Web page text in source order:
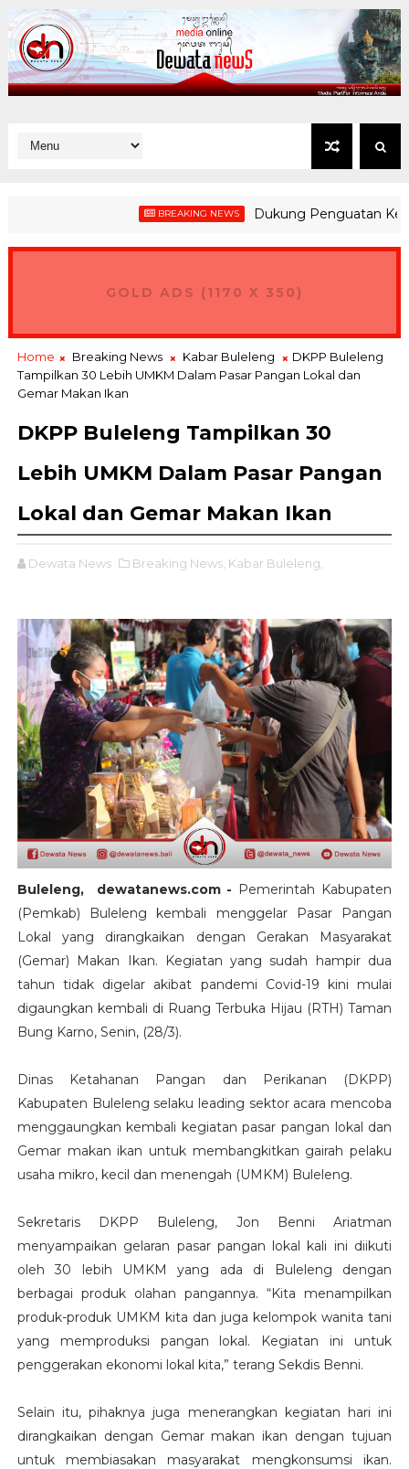
BREAKING NEWS Dukung Penguatan
GOLD ADS (1170 X 350)
Home Breaking News Kabar Buleleng
DKPP Buleleng
Tampilkan 30 Lebih UMKM Dalam Pasar Pangan Lokal dan
Gemar Makan Ikan
DKPP Buleleng Tampilkan 30
Lebih UMKM Dalam Pasar Pangan
Lokal dan Gemar Makan Ikan
Dewata News Breaking News, Kabar Buleleng,
Buleleng, dewatanews.com - Pemerintah Kabupaten
(Pemkab) Buleleng kembali menggelar Pasar Pangan
Lokal yang dirangkaikan dengan Gerakan Masyarakat
(Gemar) Makan Ikan. Kegiatan yang sudah hampir dua
tahun tidak digelar akibat pandemi Covid-19 kini mulai
digaungkan kembali di Ruang Terbuka Hijau (RTH) Taman
Bung Karno, Senin, (28/3).
Dinas Ketahanan Pangan dan Perikanan (DKPP)
Kabupaten Buleleng selaku leading sektor acara mencoba
menggaungkan kembali kegiatan pasar pangan lokal dan
Gemar makan ikan untuk membangkitkan gairah pelaku
usaha mikro, kecil dan menengah (UMKM) Buleleng.
Sekretaris DKPP Buleleng, Jon Benni Ariatman
menyampaikan gelaran pasar pangan lokal kali ini diikuti
oleh 30 lebih UMKM yang ada di Buleleng dengan
berbagai produk olahan pangannya. “Kita menampilkan
produk-produk UMKM kita dan juga kelompok wanita tani
yang memproduksi pangan lokal. Kegiatan ini untuk
penggerakan ekonomi lokal kita,” terang Sekdis Benni.
Selain itu, pihaknya juga menerangkan kegiatan hari ini
dirangkaikan dengan Gemar makan ikan dengan tujuan
untuk membiasakan masyarakat mengkonsumsi ikan.